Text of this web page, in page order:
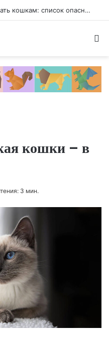
кошки – в
3 мин.